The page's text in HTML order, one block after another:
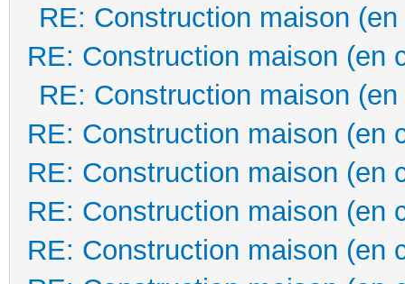
RE: Construction maison
RE: Construction maison (en
RE: Construction maison
RE: Construction maison (en
RE: Construction maison (en
RE: Construction maison (en
RE: Construction maison (en